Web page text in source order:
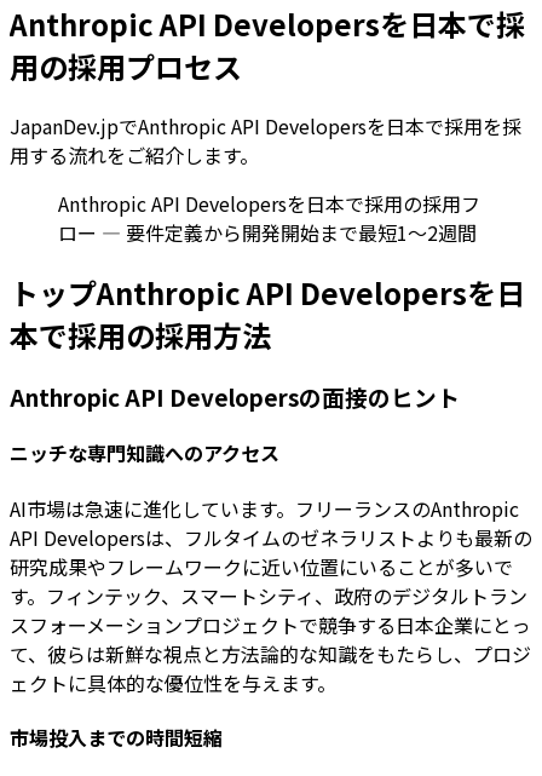
Anthropic API Developersを日本で採
用の採用プロセス
JapanDev.jpでAnthropic API Developersを日本で採用を採
用する流れをご紹介します。
Anthropic API Developersを日本で採用の採用フ
ロー — 要件定義から開発開始まで最短1〜2週間
トップAnthropic API Developersを日
本で採用の採用方法
Anthropic API Developersの面接のヒント
ニッチな専門知識へのアクセス
AI市場は急速に進化しています。フリーランスのAnthropic
API Developersは、フルタイムのゼネラリストよりも最新の
研究成果やフレームワークに近い位置にいることが多いで
す。フィンテック、スマートシティ、政府のデジタルトラン
スフォーメーションプロジェクトで競争する日本企業にとっ
て、彼らは新鮮な視点と方法論的な知識をもたらし、プロジ
ェクトに具体的な優位性を与えます。
市場投入までの時間短縮